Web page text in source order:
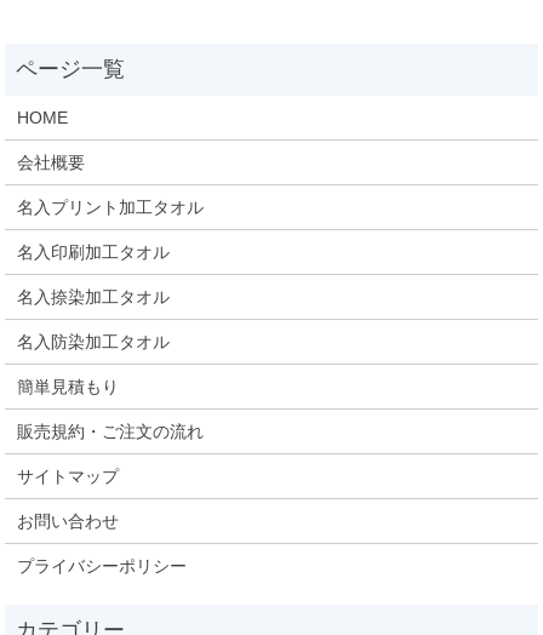
HOME
会社概要
名入プリント加工タオル
名入印刷加工タオル
名入捺染加工タオル
名入防染加工タオル
簡単見積もり
販売規約・ご注文の流れ
サイトマップ
お問い合わせ
プライバシーポリシー